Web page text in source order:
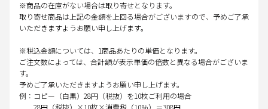
※商品の在庫がない場合は取り寄せとなります。
取り寄せ商品は上記の金額を上回る場合がございますので、予めご了承
いただきますようお願い申し上げます。
※税込金額については、1商品あたりの単価となります。
ご注文数によっては、合計額が表示単価の倍数と異なる場合がございま
す。
予めご了承いただきますようお願い申し上げます。
例：コピー（白黒）28円（税抜）を10枚ご利用の場合